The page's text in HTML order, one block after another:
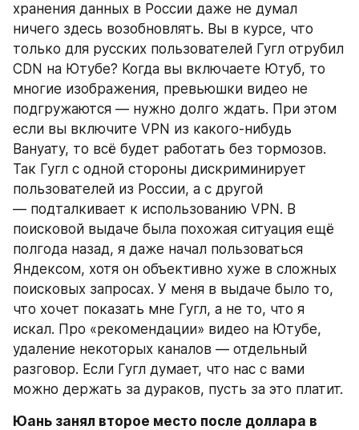
хранения данных в России даже не думал
ничего здесь возобновлять. Вы в курсе, что
только для русских пользователей Гугл отрубил
CDN на Ютубе? Когда вы включаете Ютуб, то
многие изображения, превьюшки видео не
подгружаются — нужно долго ждать. При этом
если вы включите VPN из какого-нибудь
Вануату, то всё будет работать без тормозов.
Так Гугл с одной стороны дискриминирует
пользователей из России, а с другой
— подталкивает к использованию VPN. В
поисковой выдаче была похожая ситуация ещё
полгода назад, я даже начал пользоваться
Яндексом, хотя он объективно хуже в сложных
поисковых запросах. У меня в выдаче было то,
что хочет показать мне Гугл, а не то, что я
искал. Про «рекомендации» видео на Ютубе,
удаление некоторых каналов — отдельный
разговор. Если Гугл думает, что нас с вами
можно держать за дураков, пусть за это платит.
Юань занял второе место после доллара в